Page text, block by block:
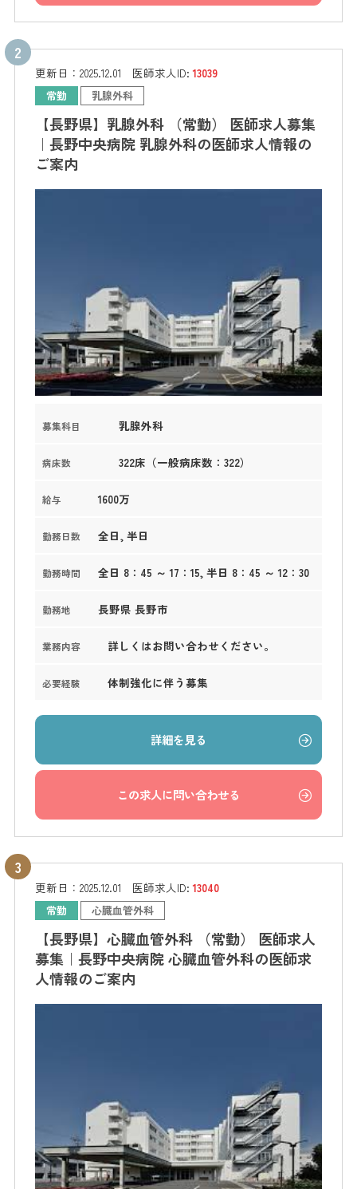
更新日： 2025.12.01 医師求人ID:13039
常勤 乳腺外科
【長野県】乳腺外科 （常勤） 医師求人募集
｜長野中央病院 乳腺外科の医師求人情報の
ご案内
募集科目 乳腺外科
病床数 322床（一般病床数：322）
給与 1600万
勤務日数 全日, 半日
勤務時間 全日 8：45 ～ 17：15, 半日 8：45 ～ 12：30
勤務地 長野県 長野市
業務内容 詳しくはお問い合わせください。
必要経験 体制強化に伴う募集
詳細を見る
この求人に問い合わせる
更新日： 2025.12.01 医師求人ID:13040
常勤 心臓血管外科
【長野県】心臓血管外科 （常勤） 医師求人
募集｜長野中央病院 心臓血管外科の医師求
人情報のご案内